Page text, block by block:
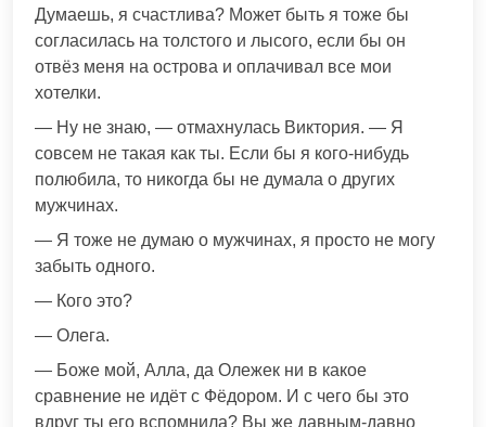
Думаешь, я счастлива? Может быть я тоже бы
согласилась на толстого и лысого, если бы он
отвёз меня на острова и оплачивал все мои
хотелки.
— Ну не знаю, — отмахнулась Виктория. — Я
совсем не такая как ты. Если бы я кого-нибудь
полюбила, то никогда бы не думала о других
мужчинах.
— Я тоже не думаю о мужчинах, я просто не могу
забыть одного.
— Кого это?
— Олега.
— Боже мой, Алла, да Олежек ни в какое
сравнение не идёт с Фёдором. И с чего бы это
вдруг ты его вспомнила? Вы же давным-давно